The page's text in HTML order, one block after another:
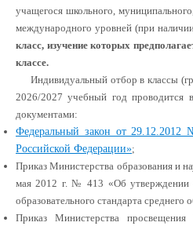
учащегося школьного,
международного уровней (при
класс, изучение которых
классе.
Индивидуальный отбор в классы
2026/2027 учебный год проводится
документами:
Федеральный закон от
Российской Федерации»;
Приказ Министерства образования и
мая 2012 г. № 413 «Об утверждении
образовательного стандарта среднего
Приказ Министерства